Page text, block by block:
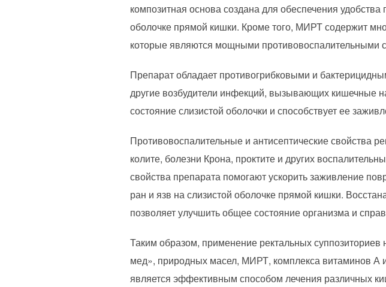
композитная основа создана для обеспечения
оболочке прямой кишки. Кроме того, МИРТ содержит
которые являются мощными противовоспалительными
Препарат обладает противогрибковыми и
другие возбудители инфекций, вызывающих кишечные
состояние слизистой оболочки и способствует ее
Противовоспалительные и антисептические свойства
колите, болезни Крона, проктите и других
свойства препарата помогают ускорить заживление
ран и язв на слизистой оболочке прямой кишки.
позволяет улучшить общее состояние организма и
Таким образом, применение ректальных
мед», природных масел, МИРТ, комплекса витаминов А
является эффективным способом лечения различных